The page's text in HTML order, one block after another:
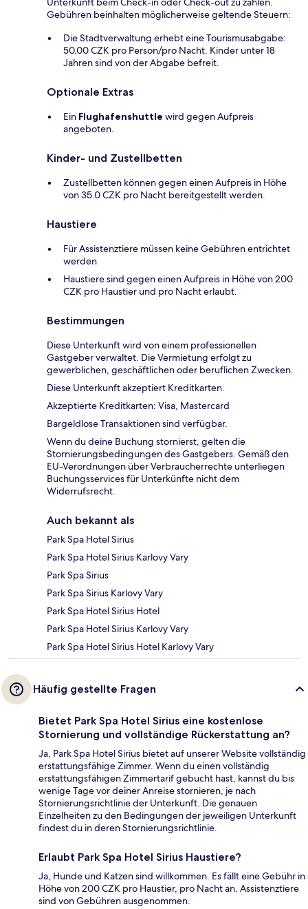
Gebühren beinhalten möglicherweise geltende Steuern:
Die Stadtverwaltung erhebt eine Tourismusabgabe:
50.00 CZK pro Person/pro Nacht. Kinder unter 18
Jahren sind von der Abgabe befreit.
Optionale Extras
Ein Flughafenshuttle wird gegen Aufpreis
angeboten.
Kinder- und Zustellbetten
Zustellbetten können gegen einen Aufpreis in Höhe
von 35.0 CZK pro Nacht bereitgestellt werden.
Haustiere
Für Assistenztiere müssen keine Gebühren entrichtet
werden
Haustiere sind gegen einen Aufpreis in Höhe von 200
CZK pro Haustier und pro Nacht erlaubt.
Bestimmungen
Diese Unterkunft wird von einem professionellen
Gastgeber verwaltet. Die Vermietung erfolgt zu
gewerblichen, geschäftlichen oder beruflichen Zwecken.
Diese Unterkunft akzeptiert Kreditkarten.
Akzeptierte Kreditkarten: Visa, Mastercard
Bargeldlose Transaktionen sind verfügbar.
Wenn du deine Buchung stornierst, gelten die
Stornierungsbedingungen des Gastgebers. Gemäß den
EU-Verordnungen über Verbraucherrechte unterliegen
Buchungsservices für Unterkünfte nicht dem
Widerrufsrecht.
Auch bekannt als
Park Spa Hotel Sirius
Park Spa Hotel Sirius Karlovy Vary
Park Spa Sirius
Park Spa Sirius Karlovy Vary
Park Spa Hotel Sirius Hotel
Park Spa Hotel Sirius Karlovy Vary
Park Spa Hotel Sirius Hotel Karlovy Vary
Häufig gestellte Fragen
Bietet Park Spa Hotel Sirius eine kostenlose
Stornierung und vollständige Rückerstattung an?
Ja, Park Spa Hotel Sirius bietet auf unserer Website vollständig
erstattungsfähige Zimmer. Wenn du einen vollständig
erstattungsfähigen Zimmertarif gebucht hast, kannst du bis
wenige Tage vor deiner Anreise stornieren, je nach
Stornierungsrichtlinie der Unterkunft. Die genauen
Einzelheiten zu den Bedingungen der jeweiligen Unterkunft
findest du in deren Stornierungsrichtlinie.
Erlaubt Park Spa Hotel Sirius Haustiere?
Ja, Hunde und Katzen sind willkommen. Es fällt eine Gebühr in
Höhe von 200 CZK pro Haustier, pro Nacht an. Assistenztiere
sind von Gebühren ausgenommen.